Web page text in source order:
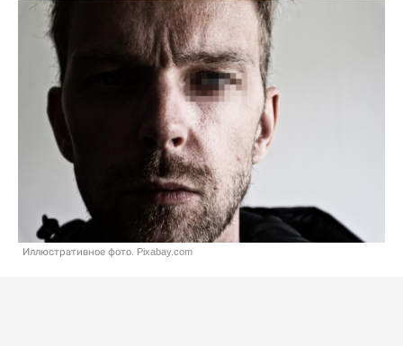
Иллюстративное фото. Pixabay.com